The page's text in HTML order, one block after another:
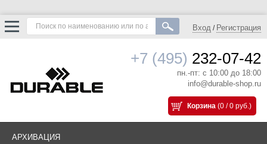
Вход / Регистрация
+7 (495) 232-07-42
пн.-пт: с 10:00 до 18:00
info@durable-shop.ru
Корзина (0 / 0 руб.)
АРХИВАЦИЯ